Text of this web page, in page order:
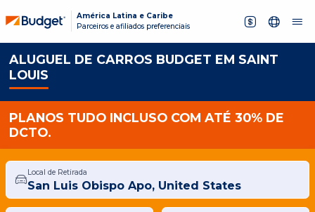
América Latina e Caribe
Parceiros e afiliados preferenciais
ALUGUEL DE CARROS BUDGET EM SAINT
LOUIS
PLANOS TUDO INCLUSO COM ATÉ 30% DE
DCTO.
Local de Retirada